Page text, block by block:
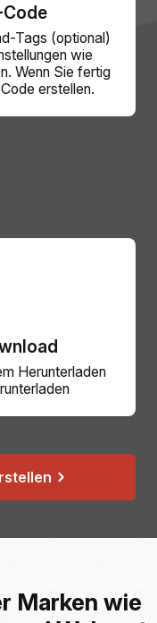
Code
Tags (optional)
wie
Wenn Sie fertig
erstellen.
Herunterladen
Marken wie